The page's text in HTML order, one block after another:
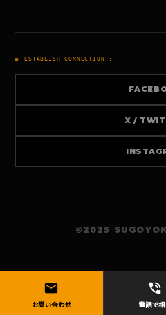
ESTABLISH CONNECTION :
X /
©︎2025
mail
お問い合わせ
phone_in_talk
電話で